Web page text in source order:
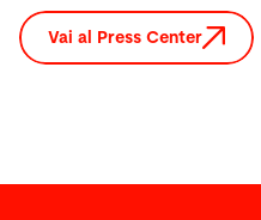
Vai al Press Center